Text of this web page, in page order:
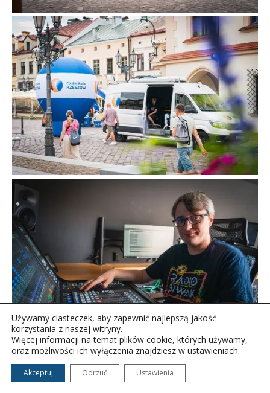
Używamy ciasteczek, aby zapewnić najlepszą jakość
korzystania z naszej witryny.
Więcej informacji na temat plików cookie, których używamy,
oraz możliwości ich wyłączenia znajdziesz w ustawieniach.
Akceptuj Odrzuć Ustawienia